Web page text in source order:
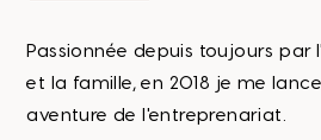
Passionnée depuis toujours par
et la famille, en 2018 je me
aventure de l'entreprenariat.